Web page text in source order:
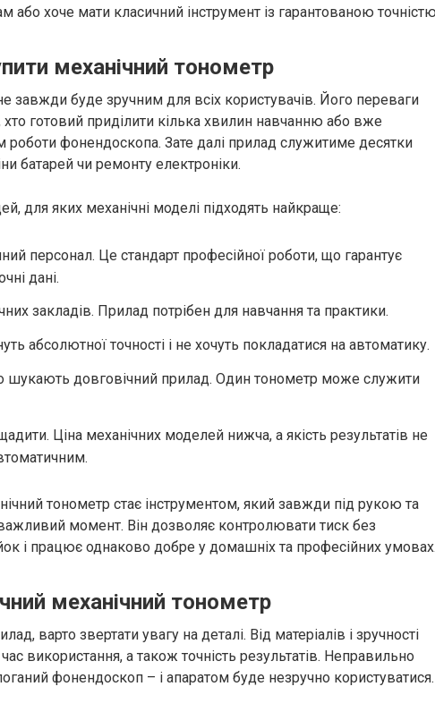
або хоче мати класичний інструмент із гарантованою
механічний тонометр
завжди буде зручним для всіх користувачів. Його переваги
хто готовий приділити кілька хвилин навчанню або вже
роботи фонендоскопа. Зате далі прилад служитиме десятки
батарей чи ремонту електроніки.
для яких механічні моделі підходять найкраще:
персонал. Це стандарт професійної роботи, що гарантує
дані.
закладів. Прилад потрібен для навчання та практики.
абсолютної точності і не хочуть покладатися на автоматику.
шукають довговічний прилад. Один тонометр може служити
Ціна механічних моделей нижча, а якість результатів не
тонометр стає інструментом, який завжди під рукою та
момент. Він дозволяє контролювати тиск без
і працює однаково добре у домашніх та професійних умовах.
механічний тонометр
варто звертати увагу на деталі. Від матеріалів і зручності
використання, а також точність результатів. Неправильно
фонендоскоп – і апаратом буде незручно користуватися.